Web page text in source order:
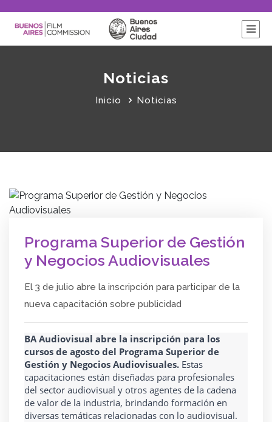
Noticias
Inicio Noticias
Programa Superior de Gestión
y Negocios Audiovisuales
El 3 de julio abre la inscripción para participar de la
nueva capacitación sobre publicidad
BA Audiovisual abre la inscripción para los
cursos de agosto del Programa Superior de
Gestión y Negocios Audiovisuales. Estas
capacitaciones están diseñadas para profesionales
del sector audiovisual y otros agentes de la cadena
de valor de la industria, brindando formación en
diversas temáticas relacionadas con lo audiovisual.